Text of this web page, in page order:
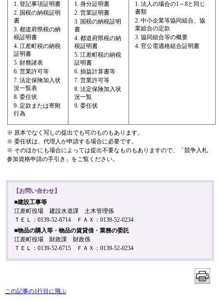
登記事項証明書
国税の納税証明
書
都道府県税の納
税証明書
江差町税の納税
証明書
財務諸表
営業許可等
法定保険加入状
況一覧表
委任状
定款または寄附
行為
身分証明書
営業証明書
国税の納税証明
書
都道府県税の納
税証明書
江差町税の納税
証明書
損益計算書等
営業許可等
法定保険加入状
況一覧
委任状
法人の場合の1～8と同じ
書類
中小企業等協同組合、協
業組合の定款
協同組合等の概要
官公需適格組合証明書
※ 原本でなく写しの提出でも可のものもあります。
※ 委任状は、代理人が申請する場合に必要です。
※ そのほかにも場合によっては提出不要なものもありますので、「競争入札
参加資格申請の手引き」をご覧ください。
【お問い合わせ】
■建設工事等
江差町役場 建設水道課 土木管理係
ＴＥＬ：0139-52-6714 ＦＡＸ：0139-52-0234
■物品の購入等・物品の賃貸借・業務の委託
江差町役場 財政課 財政係
ＴＥＬ：0139-52-6715 ＦＡＸ：0139-52-0234
この記事の1行目に飛ぶ